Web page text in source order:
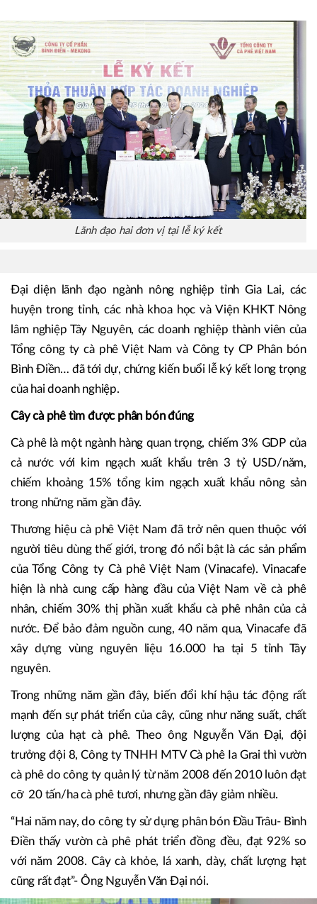
giảm phát thải khí nhà kính, góp phần bảo vệ môi trường,
nâng cao đời sống người lao động và thúc đẩy hoạt động
sản xuất kinh doanh của cả hai bên cùng phát triển.
Lãnh đạo hai đơn vị tại lễ ký kết
Đại diện lãnh đạo ngành nông nghiệp tỉnh Gia Lai, các
lâm nghiệp Tây Nguyên, các doanh nghiệp thành viên của
Tổng công ty cà phê Việt Nam và Công ty CP Phân bón
Bình Điền… đã tới dự, chứng kiến buổi lễ ký kết long trọng
của hai doanh nghiệp.
Cây cà phê tìm được phân bón đúng
Cà phê là một ngành hàng quan trọng, chiếm 3% GDP của
cả nước với kim ngạch xuất khẩu trên 3 tỷ USD/năm,
chiếm khoảng 15% tổng kim ngạch xuất khẩu nông sản
trong những năm gần đây.
Thương hiệu cà phê Việt Nam đã trở nên quen thuộc với
người tiêu dùng thế giới, trong đó nổi bật là các sản phẩm
của Tổng Công ty Cà phê Việt Nam (Vinacafe). Vinacafe
nhân, chiếm 30% thị phần xuất khẩu cà phê nhân của cả
nước. Để bảo đảm nguồn cung, 40 năm qua, Vinacafe đã
xây dựng vùng nguyên liệu 16.000 ha tại 5 tỉnh Tây
nguyên.
Trong những năm gần đây, biến đổi khí hậu tác động rất
lượng của hạt cà phê. Theo ông Nguyễn Văn Đại, đội
trưởng đội 8, Công ty TNHH MTV Cà phê Ia Grai thì vườn
cà phê do công ty quản lý từ năm 2008 đến 2010 luôn đạt
cỡ 20 tấn/ha cà phê tươi, nhưng gần đây giảm nhiều.